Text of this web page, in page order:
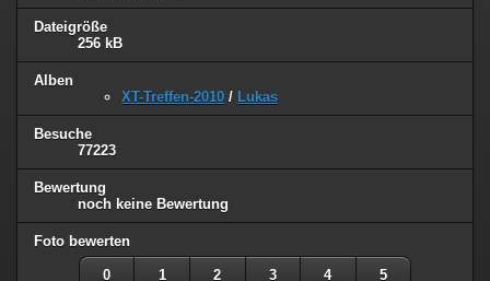
Dateigröße
256 kB
Alben
XT-Treffen-2010 / Lukas
Besuche
77223
Bewertung
noch keine Bewertung
Foto bewerten
0 1 2 3 4 5